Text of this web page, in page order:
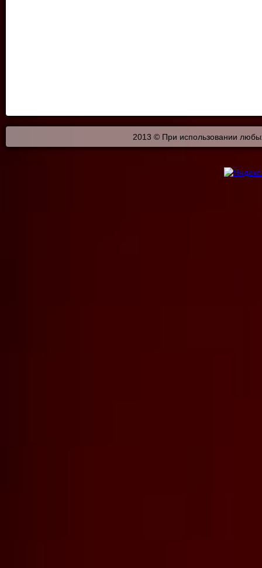
2013 © При использовании